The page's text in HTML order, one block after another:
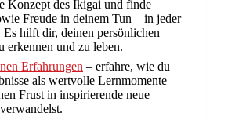
Konzept des Ikigai und finde
Freude in deinem Tun – in jeder
Es hilft dir, deinen persönlichen
erkennen und zu leben.
Erfahrungen – erfahre, wie du
als wertvolle Lernmomente
Frust in inspirierende neue